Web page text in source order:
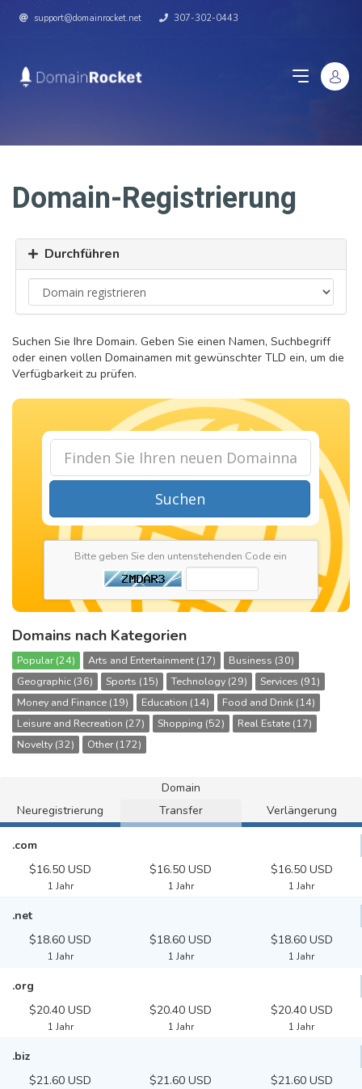
support@domainrocket.net 307-302-0443
Domain-Registrierung
Durchführen
Suchen Sie Ihre Domain. Geben Sie einen Namen, Suchbegriff
oder einen vollen Domainamen mit gewünschter TLD ein, um die
Verfügbarkeit zu prüfen.
Suchen
Bitte geben Sie den untenstehenden Code ein
Domains nach Kategorien
Popular (24) Arts and Entertainment (17)
Business (30)
Geographic (36)
Sports (15) Technology (29)
Services (91)
Money and Finance (19)
Education (14)
Food and Drink (14)
Leisure and Recreation (27)
Shopping (52)
Real Estate (17)
Novelty (32)
Other (172)
Domain
Neuregistrierung
Transfer Verlängerung
.com
$16.50 USD
1 Jahr
$16.50 USD
1 Jahr
$16.50 USD
1 Jahr
.net
$18.60 USD
1 Jahr
$18.60 USD
1 Jahr
$18.60 USD
1 Jahr
.org
$20.40 USD
1 Jahr
$20.40 USD
1 Jahr
$20.40 USD
1 Jahr
.biz
$21.60 USD
$21.60 USD $21.60 USD